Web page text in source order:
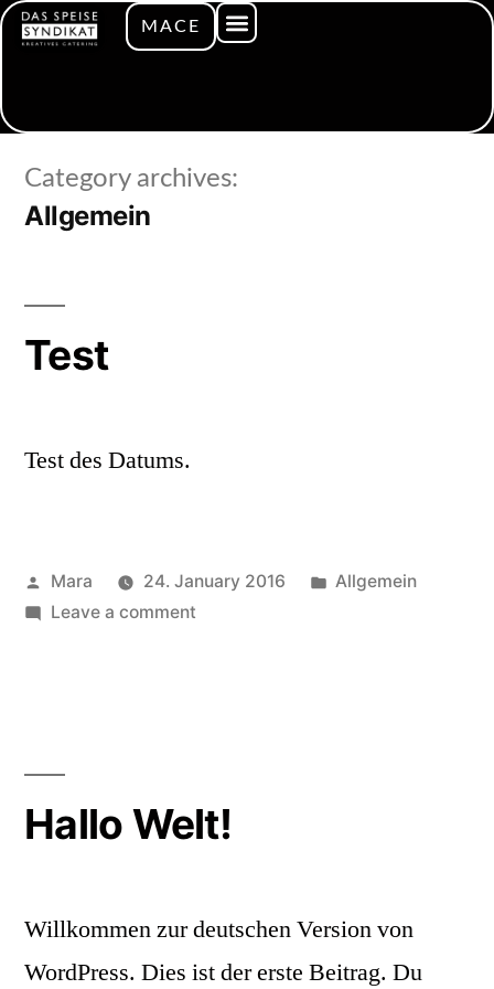
MACE
Category archives:
Allgemein
Test
Test des Datums.
Mara 24. January 2016
Allgemein
Leave a comment
Hallo Welt!
Willkommen zur deutschen Version von
WordPress. Dies ist der erste Beitrag. Du